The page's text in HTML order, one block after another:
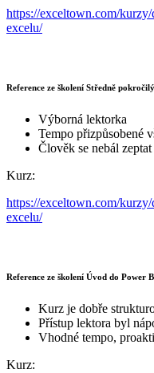
https://exceltown.com/
excelu/
Reference ze školení Středně
Výborná lektorka
Tempo přizpůsobené
Člověk se nebál zeptat
Kurz:
https://exceltown.com/
excelu/
Reference ze školení Úvod do Power
Kurz je dobře
Přístup lektora byl
Vhodné tempo,
Kurz: